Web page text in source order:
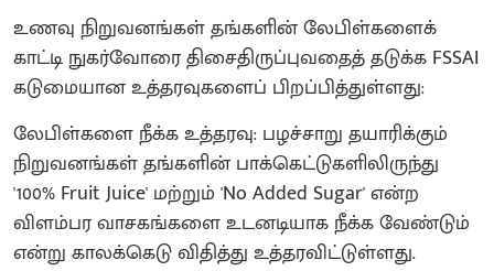
உணவு நிறுவனங்கள் தங்களின் லேபிள்களைக்
காட்டி நுகர்வோரை திசைதிருப்புவதைத் தடுக்க FSSAI
கடுமையான உத்தரவுகளைப் பிறப்பித்துள்ளது:
லேபிள்களை நீக்க உத்தரவு: பழச்சாறு தயாரிக்கும்
நிறுவனங்கள் தங்களின் பாக்கெட்டுகளிலிருந்து
'100% Fruit Juice' மற்றும் 'No Added Sugar' என்ற
விளம்பர வாசகங்களை உடனடியாக நீக்க வேண்டும்
என்று காலக்கெடு விதித்து உத்தரவிட்டுள்ளது.